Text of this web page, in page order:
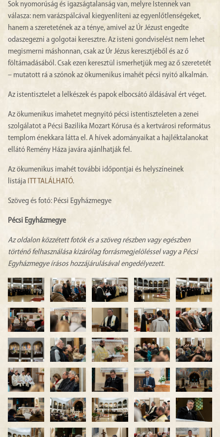
Sok nyomorúság és igazságtalanság van, melyre Istennek van
válasza: nem varázspálcával kiegyenlíteni az egyenlőtlenségeket,
hanem a szeretetének az a ténye, amivel az Úr Jézust engedte
odaszegezni a golgotai keresztre. Az isteni gondviselést nem lehet
megismerni máshonnan, csak az Úr Jézus keresztjéből és az ő
föltámadásából. Csak ezen keresztül ismerhetjük meg az ő szeretetét
– mutatott rá a szónok az ökumenikus imahét pécsi nyitó alkalmán.
Az istentisztelet a lelkészek és papok elbocsátó áldásával ért véget.
Az ökumenikus imahetet megnyitó pécsi istentiszteleten a zenei
szolgálatot a Pécsi Bazilika Mozart Kórusa és a kertvárosi református
templom énekkara látta el. A hívek adományaikat a hajléktalanokat
ellátó Remény Háza javára ajánlhatják fel.
Az ökumenikus imahét további időpontjai és helyszíneinek
listája ITT TALÁLHATÓ.
Szöveg és fotó: Pécsi Egyházmegye
Pécsi Egyházmegye
Az oldalon közzétett fotók és a szöveg részben vagy egészben
történő felhasználása kizárólag forrásmegjelöléssel vagy a Pécsi
Egyházmegye írásos hozzájárulásával engedélyezett.